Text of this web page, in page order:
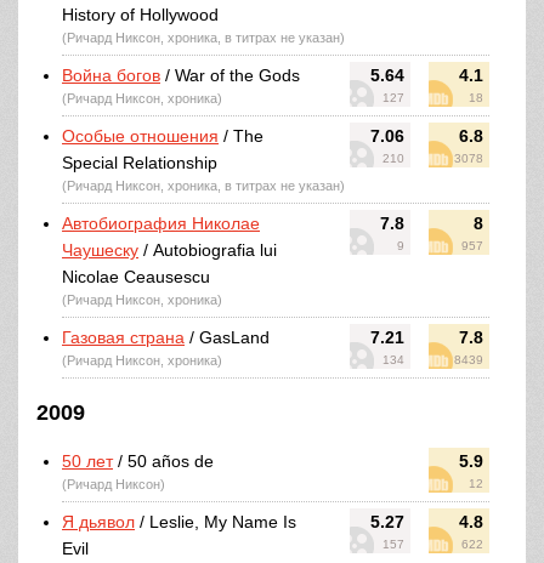
History of Hollywood
(Ричард Никсон, хроника, в титрах не указан)
5.64
127
4.1
18
Война богов / War of the Gods
(Ричард Никсон, хроника)
7.06
210
6.8
3078
Особые отношения / The
Special Relationship
(Ричард Никсон, хроника, в титрах не указан)
7.8
9
8
957
Автобиография Николае
Чаушеску / Autobiografia lui
Nicolae Ceausescu
(Ричард Никсон, хроника)
7.21
134
7.8
8439
Газовая страна / GasLand
(Ричард Никсон, хроника)
2009
5.9
12
50 лет/ 50 años de
(Ричард Никсон)
5.27
157
4.8
622
Я дьявол / Leslie, My Name Is
Evil